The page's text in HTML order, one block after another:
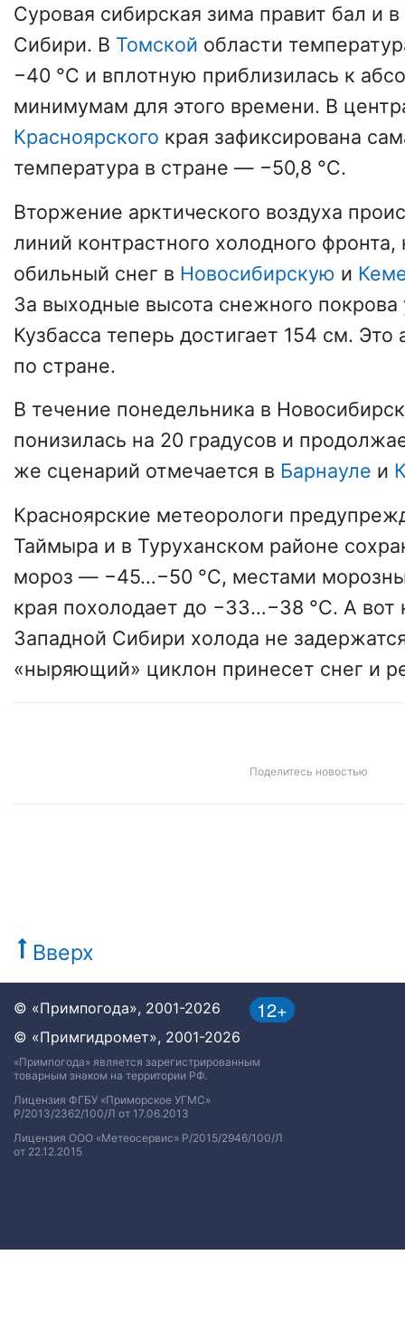
Суровая сибирская зима правит бал и
Сибири. В Томской области
−40 °C и вплотную приблизилась к
минимумам для этого времени. В
Красноярского края зафиксирована
температура в стране ― −50,8 °C.
Вторжение арктического воздуха
линий контрастного холодного
обильный снег в Новосибирскую и
За выходные высота снежного покрова
Кузбасса теперь достигает 154 см.
по стране.
В течение понедельника в
понизилась на 20 градусов и
же сценарий отмечается в Барнауле и
Красноярские метеорологи
Таймыра и в Туруханском районе
мороз ― −45…−50 °C, местами
края похолодает до −33…−38 °C. А вот
Западной Сибири холода не
«ныряющий» циклон принесет снег и
Поделитесь новостью
Вверх
12+
© «Примпогода», 2001-2026
© «Примгидромет», 2001-2026
«Примпогода» является зарегистрированным
товарным знаком на территории РФ.
Лицензия ФГБУ «Приморское УГМС»
Р/2013/2362/100/Л от 17.06.2013
Лицензия ООО «Метеосервис» Р/2015/2946/100/Л
от 22.12.2015